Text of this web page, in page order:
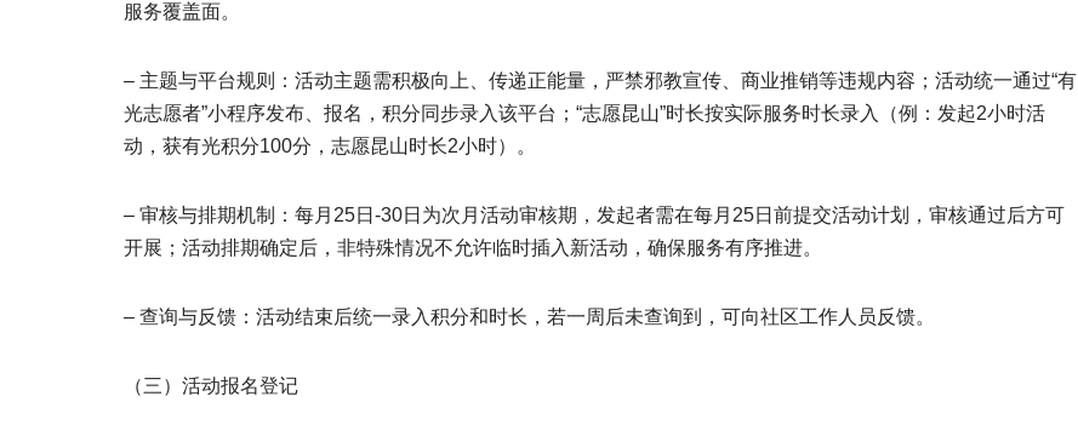
服务覆盖面。
– 主题与平台规则：活动主题需积极向上、传递正能量，严禁邪教宣传、商业推销等违规内容；活动统一通过“有
光志愿者”小程序发布、报名，积分同步录入该平台；“志愿昆山”时长按实际服务时长录入（例：发起2小时活
动，获有光积分100分，志愿昆山时长2小时）。
– 审核与排期机制：每月25日-30日为次月活动审核期，发起者需在每月25日前提交活动计划，审核通过后方可
开展；活动排期确定后，非特殊情况不允许临时插入新活动，确保服务有序推进。
– 查询与反馈：活动结束后统一录入积分和时长，若一周后未查询到，可向社区工作人员反馈。
（三）活动报名登记